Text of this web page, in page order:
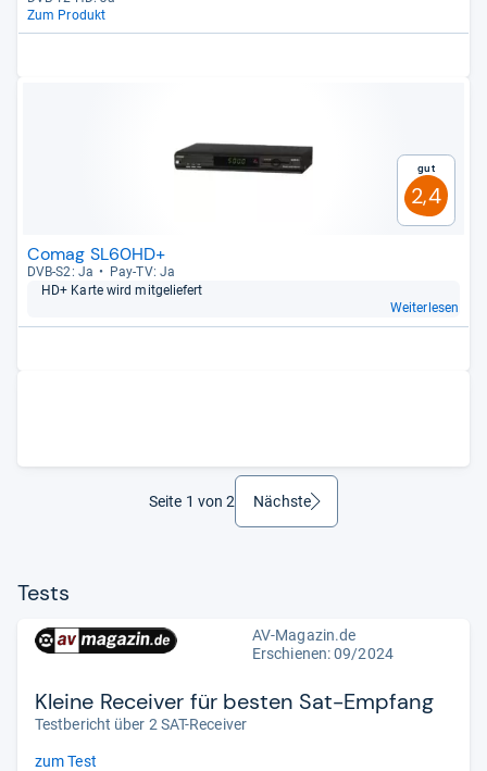
Zum Produkt
Gut
2,4
Comag SL60HD+
DVB-​S2: Ja
Pay-​TV: Ja
HD+ Karte wird mit­ge­lie­fert
Weiterlesen
Seite 1 von 2 Nächsteweiter
Tests
AV-Magazin.de
Erschienen: 09/2024
Kleine Receiver für besten Sat-Empfang
Testbericht über 2 SAT-Receiver
zum Test